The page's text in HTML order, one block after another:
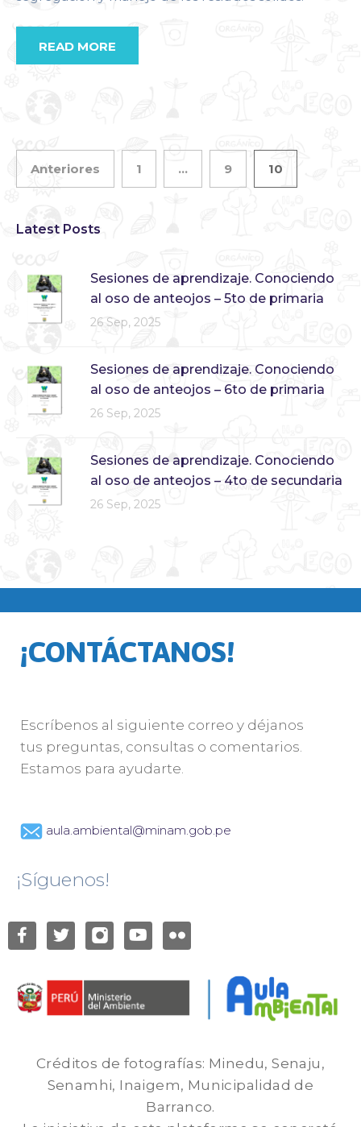
READ MORE
Anteriores 1 … 9 10
Latest Posts
Sesiones de aprendizaje. Conociendo
al oso de anteojos – 5to de primaria
26 Sep, 2025
Sesiones de aprendizaje. Conociendo
al oso de anteojos – 6to de primaria
26 Sep, 2025
Sesiones de aprendizaje. Conociendo
al oso de anteojos – 4to de secundaria
26 Sep, 2025
¡CONTÁCTANOS!
Escríbenos al siguiente correo y déjanos
tus preguntas, consultas o comentarios.
Estamos para ayudarte.
aula.ambiental@minam.gob.pe
¡Síguenos!
Créditos de fotografías: Minedu, Senaju,
Senamhi, Inaigem, Municipalidad de
Barranco.